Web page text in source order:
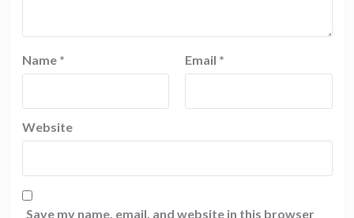
Name * Email *
Website
Save my name, email, and website in this browser